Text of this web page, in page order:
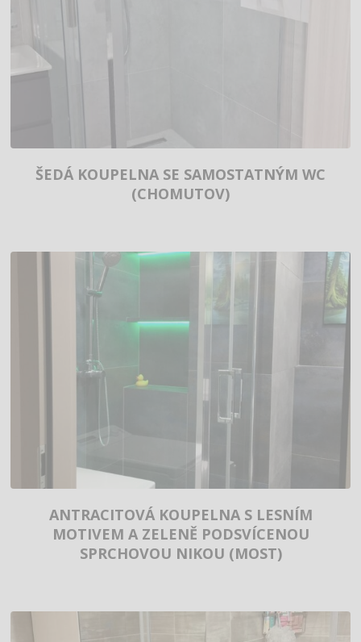
ŠEDÁ KOUPELNA SE SAMOSTATNÝM WC
(CHOMUTOV)
ANTRACITOVÁ KOUPELNA S LESNÍM
MOTIVEM A ZELENĚ PODSVÍCENOU
SPRCHOVOU NIKOU (MOST)